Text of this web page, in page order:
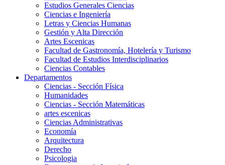
Estudios Generales Ciencias
Ciencias e Ingeniería
Letras y Ciencias Humanas
Gestión y Alta Dirección
Artes Escenicas
Facultad de Gastronomía, Hotelería y Turismo
Facultad de Estudios Interdisciplinarios
Ciencias Contables
Departamentos
Ciencias - Sección Física
Humanidades
Ciencias - Sección Matemáticas
artes escenicas
Ciencias Administrativas
Economía
Arquitectura
Derecho
Psicologia